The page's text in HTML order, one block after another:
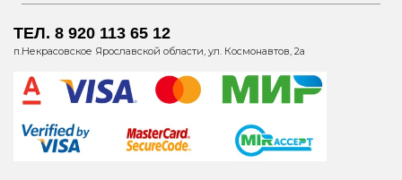
ТЕЛ. 8 920 113 65 12
п.Некрасовское Ярославской области, ул. Космонавтов, 2а